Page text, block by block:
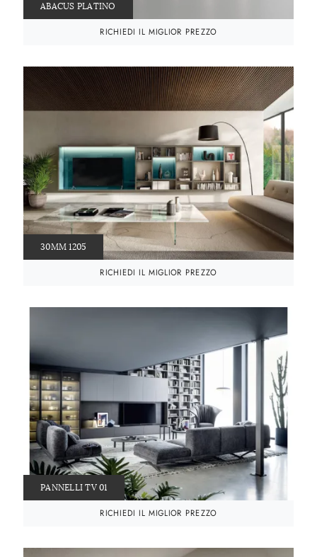
ABACUS PLATINO
RICHIEDI IL MIGLIOR PREZZO
30MM 1205
RICHIEDI IL MIGLIOR PREZZO
PANNELLI TV 01
RICHIEDI IL MIGLIOR PREZZO